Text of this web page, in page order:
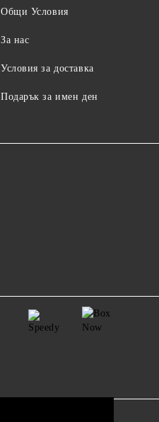
Общи Условия
За нас
Условия за доставка
Подарък за имен ден